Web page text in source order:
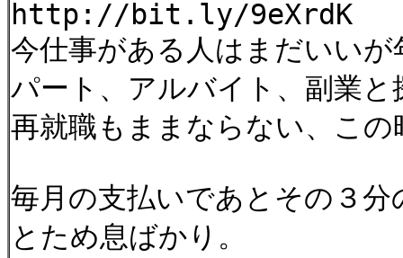
http://bit.ly/9eXrdK
今仕事がある人はまだいい
パート、アルバイト、副業
再就職もままならない、この
毎月の支払いであとその３
とため息ばかり。